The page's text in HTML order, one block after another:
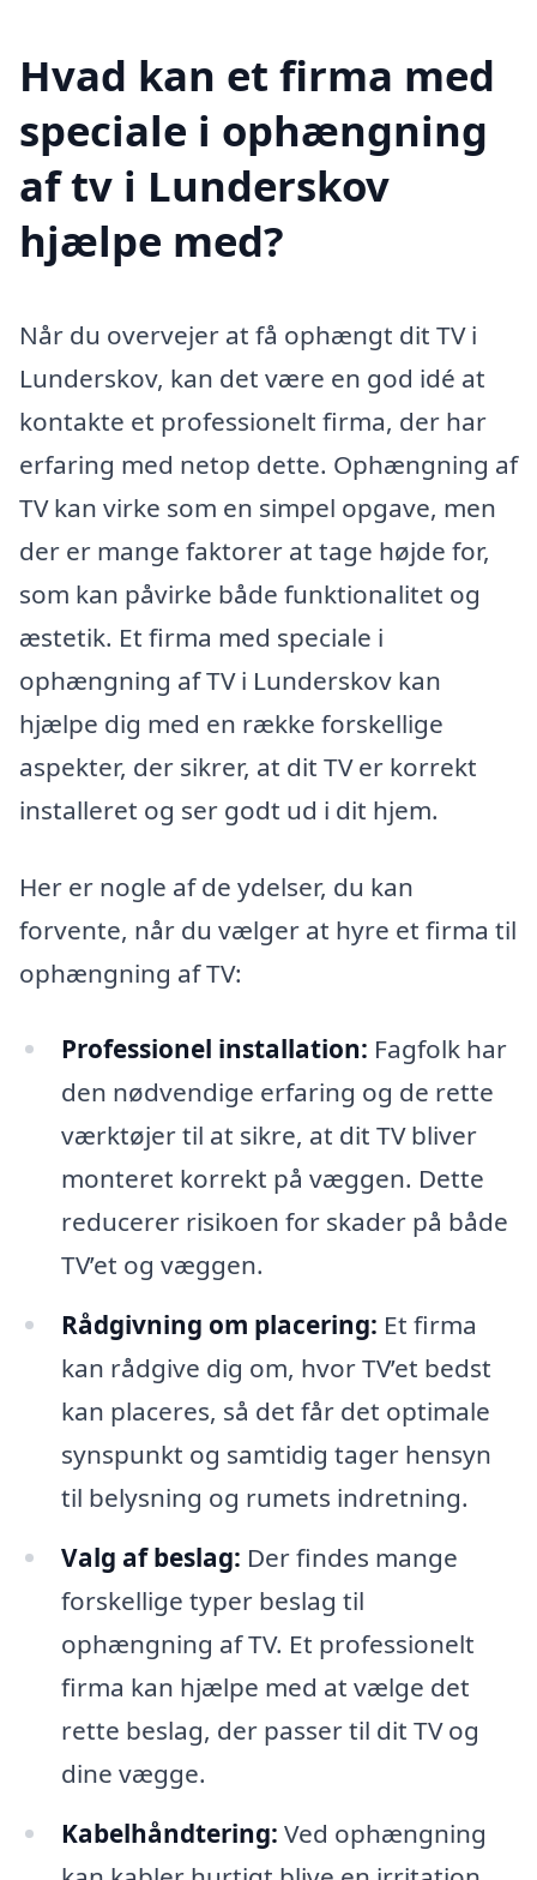
Hvad kan et firma med
speciale i ophængning
af tv i Lunderskov
hjælpe med?
Når du overvejer at få ophængt dit TV i
Lunderskov, kan det være en god idé at
kontakte et professionelt firma, der har
erfaring med netop dette. Ophængning af
TV kan virke som en simpel opgave, men
der er mange faktorer at tage højde for,
som kan påvirke både funktionalitet og
æstetik. Et firma med speciale i
ophængning af TV i Lunderskov kan
hjælpe dig med en række forskellige
aspekter, der sikrer, at dit TV er korrekt
installeret og ser godt ud i dit hjem.
Her er nogle af de ydelser, du kan
forvente, når du vælger at hyre et firma til
ophængning af TV:
Professionel installation: Fagfolk har
den nødvendige erfaring og de rette
værktøjer til at sikre, at dit TV bliver
monteret korrekt på væggen. Dette
reducerer risikoen for skader på både
TV’et og væggen.
Rådgivning om placering: Et firma
kan rådgive dig om, hvor TV’et bedst
kan placeres, så det får det optimale
synspunkt og samtidig tager hensyn
til belysning og rumets indretning.
Valg af beslag: Der findes mange
forskellige typer beslag til
ophængning af TV. Et professionelt
firma kan hjælpe med at vælge det
rette beslag, der passer til dit TV og
dine vægge.
Kabelhåndtering: Ved ophængning